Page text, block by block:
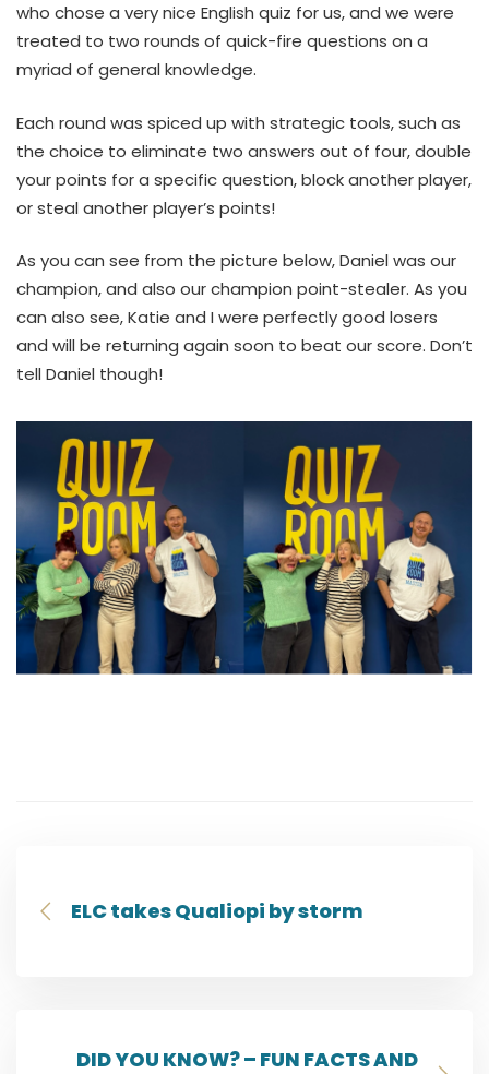
who chose a very nice English quiz for us, and we were
treated to two rounds of quick-fire questions on a
myriad of general knowledge.
Each round was spiced up with strategic tools, such as
the choice to eliminate two answers out of four, double
your points for a specific question, block another player,
or steal another player’s points!
As you can see from the picture below, Daniel was our
champion, and also our champion point-stealer. As you
can also see, Katie and I were perfectly good losers
and will be returning again soon to beat our score. Don’t
tell Daniel though!
ELC takes Qualiopi by storm
DID YOU KNOW? – FUN FACTS AND